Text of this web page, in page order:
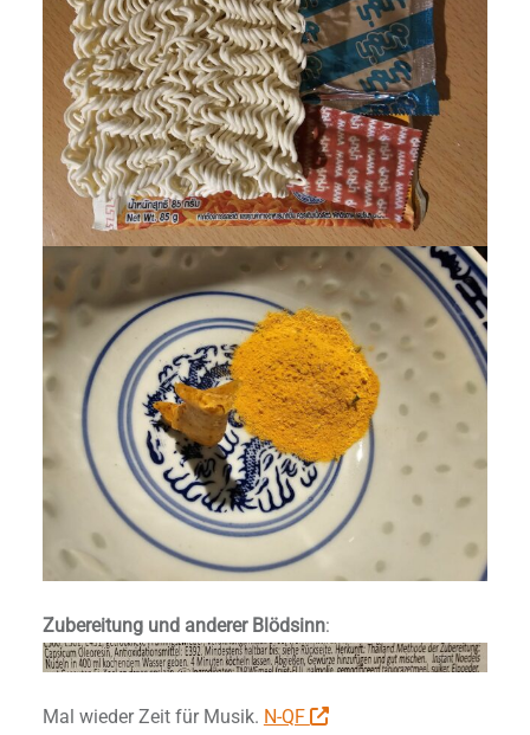
Zubereitung und anderer Blödsinn:
Mal wieder Zeit für Musik. N-QF